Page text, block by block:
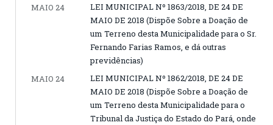
MAIO 24
LEI MUNICIPAL Nº 1863/2018, DE 24 DE
MAIO DE 2018 (Dispõe Sobre a Doação de
um Terreno desta Municipalidade para o Sr.
Fernando Farias Ramos, e dá outras
previdências)
MAIO 24
LEI MUNICIPAL Nº 1862/2018, DE 24 DE
MAIO DE 2018 (Dispõe Sobre a Doação de
um Terreno desta Municipalidade para o
Tribunal da Justiça do Estado do Pará, onde